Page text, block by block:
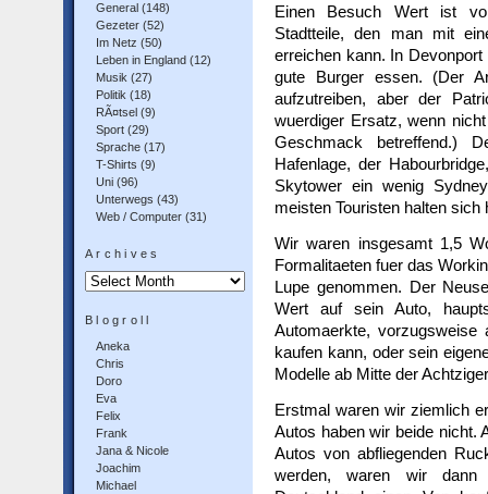
General (148)
Gezeter (52)
Im Netz (50)
Leben in England (12)
Musik (27)
Politik (18)
RÃ¤tsel (9)
Sport (29)
Sprache (17)
T-Shirts (9)
Uni (96)
Unterwegs (43)
Web / Computer (31)
Archives
Archives
Blogroll
Aneka
Chris
Doro
Eva
Felix
Frank
Jana & Nicole
Joachim
Michael
Einen Besuch Wert ist
Stadtteile, den man mit
erreichen kann. In
gute Burger essen. (Der
aufzutreiben, aber der
wuerdiger Ersatz, wenn
Geschmack betreffend.)
Hafenlage, der
Skytower ein wenig
meisten Touristen halten sich
Wir waren insgesamt 1,5
Formalitaeten fuer das
Lupe genommen. Der
Wert auf sein Auto,
Automaerkte,
kaufen kann, oder sein
Modelle ab Mitte der
Erstmal waren wir ziemlich
Autos haben wir beide nicht.
Autos von abfliegenden
werden, waren wir dann